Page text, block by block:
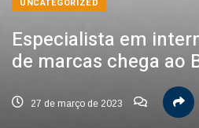
UNCATEGORIZED
Especialista em
de marcas chega ao
27 de março de 2023